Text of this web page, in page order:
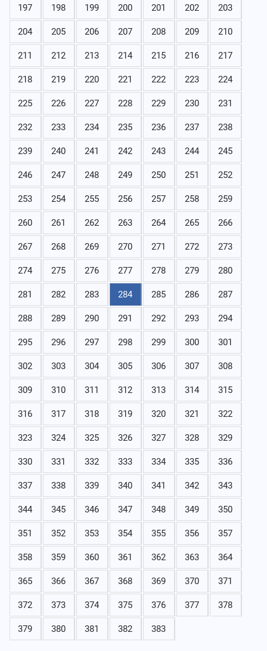
197 198 199 200 201 202 203
204 205 206 207 208 209 210
211 212 213 214 215 216 217
218 219 220 221 222 223 224
225 226 227 228 229 230 231
232 233 234 235 236 237 238
239 240 241 242 243 244 245
246 247 248 249 250 251 252
253 254 255 256 257 258 259
260 261 262 263 264 265 266
267 268 269 270 271 272 273
274 275 276 277 278 279 280
281 282 283 284 285 286 287
288 289 290 291 292 293 294
295 296 297 298 299 300 301
302 303 304 305 306 307 308
309 310 311 312 313 314 315
316 317 318 319 320 321 322
323 324 325 326 327 328 329
330 331 332 333 334 335 336
337 338 339 340 341 342 343
344 345 346 347 348 349 350
351 352 353 354 355 356 357
358 359 360 361 362 363 364
365 366 367 368 369 370 371
372 373 374 375 376 377 378
379 380 381 382 383